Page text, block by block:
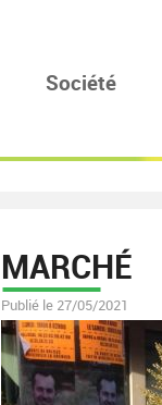
Société
MARCHÉ
Publié le 27/05/2021